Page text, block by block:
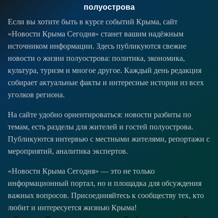
полуострова
Если вы хотите быть в курсе событий Крыма, сайт
«Новости Крыма Сегодня» станет вашим надёжным
источником информации. Здесь публикуются свежие
новости о жизни полуострова: политика, экономика,
культура, туризм и многое другое. Каждый день редакция
собирает актуальные факты и интересные истории из всех
уголков региона.
На сайте удобно ориентироваться: новости разбиты по
темам, есть разделы для жителей и гостей полуострова.
Публикуются интервью с местными жителями, репортажи с
мероприятий, аналитика экспертов.
«Новости Крыма Сегодня» — это не только
информационный портал, но и площадка для обсуждения
важных вопросов. Присоединяйтесь к сообществу тех, кто
любит и интересуется жизнью Крыма!